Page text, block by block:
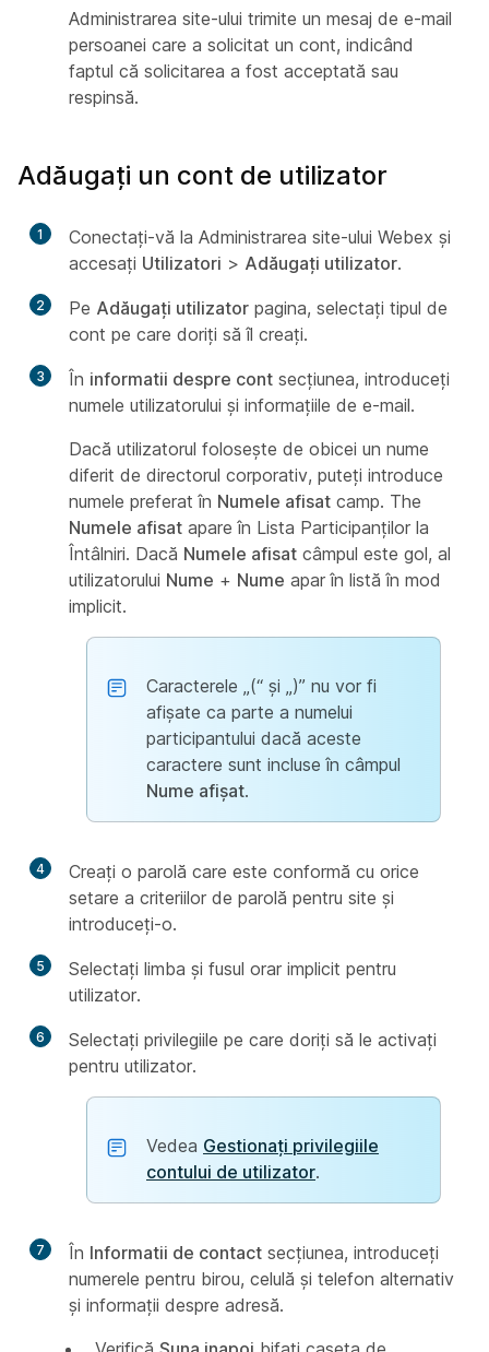
Administrarea site-ului trimite un mesaj de e-mail
persoanei care a solicitat un cont, indicând
faptul că solicitarea a fost acceptată sau
respinsă.
Adăugați un cont de utilizator
1
Conectați-vă la Administrarea site-ului Webex și
accesați Utilizatori > Adăugați utilizator.
2 Pe Adăugați utilizator pagina, selectați tipul de
cont pe care doriți să îl creați.
3 În informatii despre cont secțiunea, introduceți
numele utilizatorului și informațiile de e-mail.
Dacă utilizatorul folosește de obicei un nume
diferit de directorul corporativ, puteți introduce
numele preferat în Numele afisat camp. The
Numele afisat apare în Lista Participanților la
Întâlniri. Dacă Numele afisat câmpul este gol, al
utilizatorului Nume + Nume apar în listă în mod
implicit.
Caracterele „(“ și „)” nu vor fi
afișate ca parte a numelui
participantului dacă aceste
caractere sunt incluse în câmpul
Nume afișat.
4
Creați o parolă care este conformă cu orice
setare a criteriilor de parolă pentru site și
introduceți-o.
5
Selectați limba și fusul orar implicit pentru
utilizator.
6
Selectați privilegiile pe care doriți să le activați
pentru utilizator.
Vedea Gestionați privilegiile
contului de utilizator.
7 În Informatii de contact secțiunea, introduceți
numerele pentru birou, celulă și telefon alternativ
și informații despre adresă.